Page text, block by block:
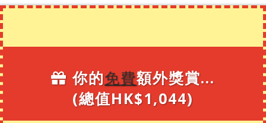
你的免費額外獎賞...
(總值HK$1,044)